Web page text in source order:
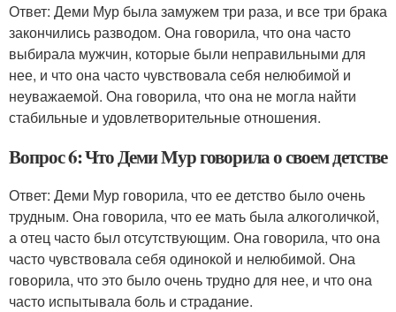
Ответ: Деми Мур была замужем три раза, и все три брака
закончились разводом. Она говорила, что она часто
выбирала мужчин, которые были неправильными для
нее, и что она часто чувствовала себя нелюбимой и
неуважаемой. Она говорила, что она не могла найти
стабильные и удовлетворительные отношения.
Вопрос 6: Что Деми Мур говорила о своем детстве
Ответ: Деми Мур говорила, что ее детство было очень
трудным. Она говорила, что ее мать была алкоголичкой,
а отец часто был отсутствующим. Она говорила, что она
часто чувствовала себя одинокой и нелюбимой. Она
говорила, что это было очень трудно для нее, и что она
часто испытывала боль и страдание.